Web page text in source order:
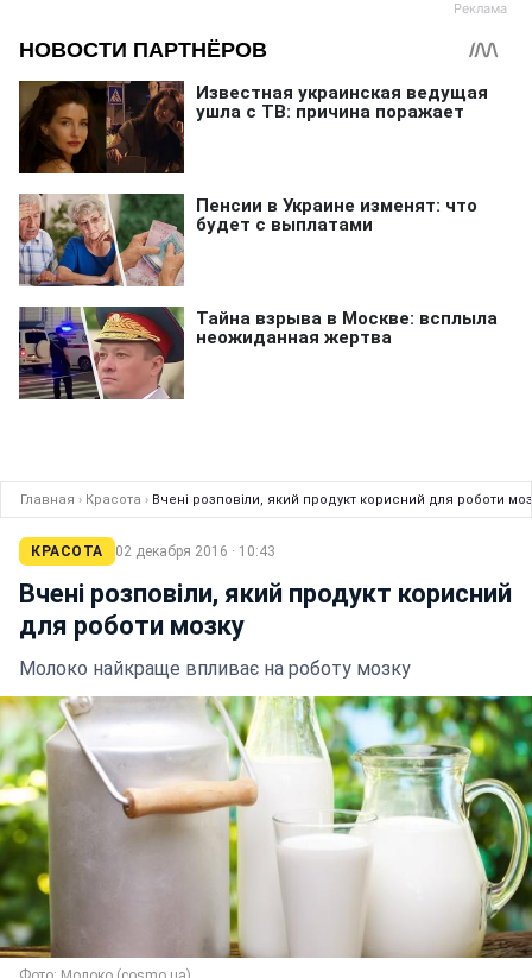
Главная › Красота › Вчені розповіли, який продукт корисний для роботи
КРАСОТА 02 декабря 2016 · 10:43
Вчені розповіли, який продукт корисний
для роботи мозку
Молоко найкраще впливає на роботу мозку